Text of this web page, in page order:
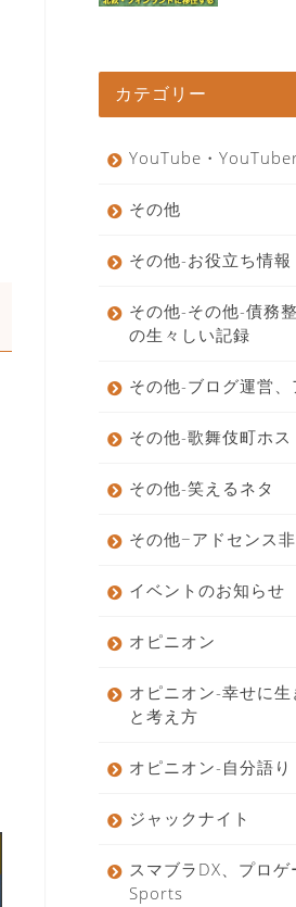
カテゴリー
YouTube・
その他
その他-お役立ち情報
その他-その他-債務
の生々しい記録
その他-ブログ運営、
その他-歌舞伎町ホ
その他-笑えるネタ
その他−アドセンス
イベントのお知らせ
オピニオン
オピニオン-幸せに
と考え方
オピニオン-自分語り
ジャックナイト
スマブラDX、プロゲ
Sports